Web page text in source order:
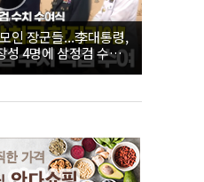
인 장군들...李대통령,
성 4명에 삼정검 수치
성 진급·삼정검 수치